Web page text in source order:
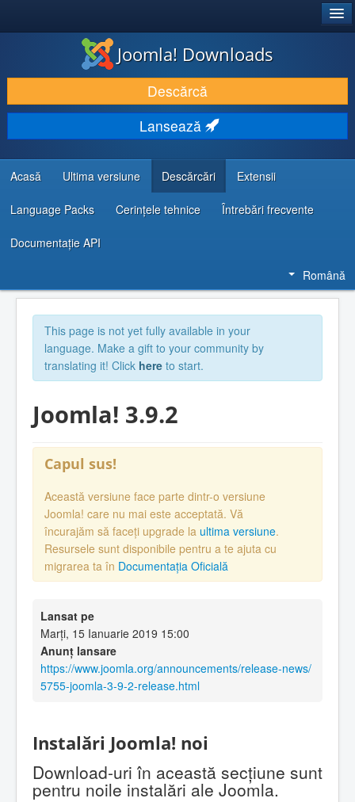
DESCARCĂ & ȘI EXTINDE
DESCOPERĂ & ÎNVAȚĂ
COMUNITATE & SUPORT
RESURSE DEZVOLTATORI
Joomla! Downloads
Descărcă
Lansează
Acasă Ultima versiune Descărcări Extensii
Language Packs Cerințele tehnice Întrebări frecvente
Documentaţie API
Română
This page is not yet fully available in your
language. Make a gift to your community by
translating it! Click here to start.
Joomla! 3.9.2
Capul sus!
Această versiune face parte dintr-o versiune
Joomla! care nu mai este acceptată. Vă
încurajăm să faceți upgrade la ultima versiune.
Resursele sunt disponibile pentru a te ajuta cu
migrarea ta în Documentația Oficială
Lansat pe
Marți, 15 Ianuarie 2019 15:00
Anunț lansare
https://www.joomla.org/announcements/release-news/
5755-joomla-3-9-2-release.html
Instalări Joomla! noi
Download-uri în această secţiune sunt
pentru noile instalări ale Joomla.